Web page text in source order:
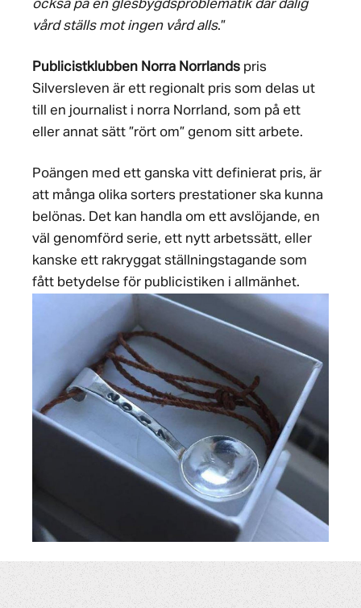
också på en glesbygdsproblematik där dålig
vård ställs mot ingen vård alls.”
Publicistklubben Norra Norrlands pris
Silversleven är ett regionalt pris som delas ut
till en journalist i norra Norrland, som på ett
eller annat sätt ”rört om” genom sitt arbete.
Poängen med ett ganska vitt definierat pris, är
att många olika sorters prestationer ska kunna
belönas. Det kan handla om ett avslöjande, en
väl genomförd serie, ett nytt arbetssätt, eller
kanske ett rakryggat ställningstagande som
fått betydelse för publicistiken i allmänhet.